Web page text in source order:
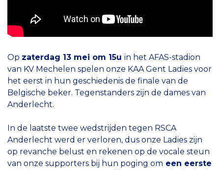
Op zaterdag 13 mei om 15u in het AFAS-stadion
van KV Mechelen spelen onze KAA Gent Ladies voor
het eerst in hun geschiedenis de finale van de
Belgische beker. Tegenstanders zijn de dames van
Anderlecht.
In de laatste twee wedstrijden tegen RSCA
Anderlecht werd er verloren, dus onze Ladies zijn
op revanche belust en rekenen op de vocale steun
van onze supporters bij hun poging om een eerste